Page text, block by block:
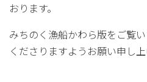
おります。
みちのく漁船かわら版をご覧
くださりますようお願い申し